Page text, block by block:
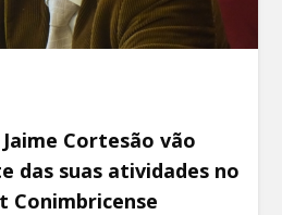
Cortesão vão
das suas atividades no
Conimbricense